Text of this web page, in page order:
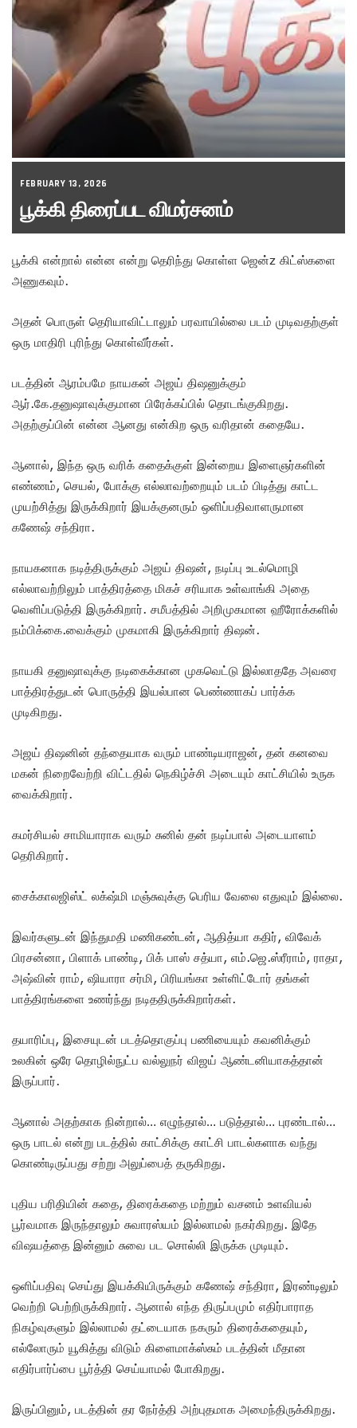
FEBRUARY 13, 2026
பூக்கி திரைப்பட விமர்சனம்
பூக்கி என்றால் என்ன என்று தெரிந்து கொள்ள ஜென்z கிட்ஸ்களை
அணுகவும்.
அதன் பொருள் தெரியாவிட்டாலும் பரவாயில்லை படம் முடிவதற்குள்
ஒரு மாதிரி புரிந்து கொள்வீர்கள்.
படத்தின் ஆரம்பமே நாயகன் அஜய் திஷனுக்கும்
ஆர்.கே.தனுஷாவுக்குமான பிரேக்கப்பில் தொடங்குகிறது.
அதற்குப்பின் என்ன ஆனது என்கிற ஒரு வரிதான் கதையே.
ஆனால், இந்த ஒரு வரிக் கதைக்குள் இன்றைய இளைஞர்களின்
எண்ணம், செயல், போக்கு எல்லாவற்றையும் படம் பிடித்து காட்ட
முயற்சித்து இருக்கிறார் இயக்குனரும் ஒளிப்பதிவாளருமான
கணேஷ் சந்திரா.
நாயகனாக நடித்திருக்கும் அஜய் திஷன், நடிப்பு உடல்மொழி
எல்லாவற்றிலும் பாத்திரத்தை மிகச் சரியாக உள்வாங்கி அதை
வெளிப்படுத்தி இருக்கிறார். சமீபத்தில் அறிமுகமான ஹீரோக்களில்
நம்பிக்கை.வைக்கும் முகமாகி இருக்கிறார் திஷன்.
நாயகி தனுஷாவுக்கு நடிகைக்கான முகவெட்டு இல்லாததே அவரை
பாத்திரத்துடன் பொருத்தி இயல்பான பெண்ணாகப் பார்க்க
முடிகிறது.
அஜய் திஷனின் தந்தையாக வரும் பாண்டியராஜன், தன் கனவை
மகன் நிறைவேற்றி விட்டதில் நெகிழ்ச்சி அடையும் காட்சியில் உருக
வைக்கிறார்.
கமர்சியல் சாமியாராக வரும் சுனில் தன் நடிப்பால் அடையாளம்
தெரிகிறார்.
சைக்காலஜிஸ்ட் லக்‌ஷ்மி மஞ்சுவுக்கு பெரிய வேலை எதுவும் இல்லை.
இவர்களுடன் இந்துமதி மணிகண்டன், ஆதித்யா கதிர், விவேக்
பிரசன்னா, பிளாக் பாண்டி, பிக் பாஸ் சத்யா, எம்.ஜெ.ஸ்ரீராம், ராதா,
அஷ்வின் ராம், ஷியாரா சர்மி, பிரியங்கா உள்ளிட்டோர் தங்கள்
பாத்திரங்களை உணர்ந்து நடிததிருக்கிறார்கள்.
தயாரிப்பு, இசையுடன் படத்தொகுப்பு பணியையும் கவனிக்கும்
உலகின் ஒரே தொழில்நுட்ப வல்லுநர் விஜய் ஆண்டனியாகத்தான்
இருப்பார்.
ஆனால் அதற்காக நின்றால்… எழுந்தால்… படுத்தால்… புரண்டால்…
ஒரு பாடல் என்று படத்தில் காட்சிக்கு காட்சி பாடல்களாக வந்து
கொண்டிருப்பது சற்று அலுப்பைத் தருகிறது.
புதிய பரிதியின் கதை, திரைக்கதை மற்றும் வசனம் உளவியல்
பூர்வமாக இருந்தாலும் சுவாரஸ்யம் இல்லாமல் நகர்கிறது. இதே
விஷயத்தை இன்னும் சுவை பட சொல்லி இருக்க முடியும்.
ஒளிப்பதிவு செய்து இயக்கியிருக்கும் கணேஷ் சந்திரா, இரண்டிலும்
வெற்றி பெற்றிருக்கிறார். ஆனால் எந்த திருப்பமும் எதிர்பாராத
நிகழ்வுகளும் இல்லாமல் தட்டையாக நகரும் திரைக்கதையும்,
எல்லோரும் யூகித்து விடும் கிளைமாக்ஸ்சும் படத்தின் மீதான
எதிர்பார்ப்பை பூர்த்தி செய்யாமல் போகிறது.
இருப்பினும், படத்தின் தர நேர்த்தி அற்புதமாக அமைந்திருக்கிறது.